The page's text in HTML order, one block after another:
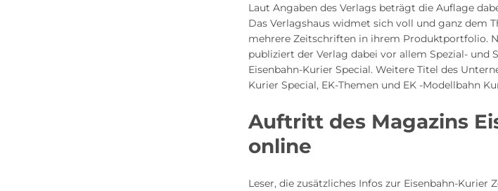
Laut Angaben des Verlags beträgt die Auflage
Das Verlagshaus widmet sich voll und ganz dem
mehrere Zeitschriften in ihrem Produktportfolio.
publiziert der Verlag dabei vor allem Spezial- und
Eisenbahn-Kurier Special. Weitere Titel des
Kurier Special, EK-Themen und EK -Modellbahn
Auftritt des Magazins
online
Leser, die zusätzliches Infos zur Eisenbahn-